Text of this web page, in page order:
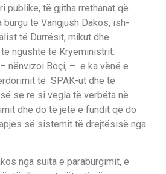
publike, të gjitha rrethanat që
burgu të Vangjush Dakos, ish-
të Durrësit, mikut dhe
ngushtë të Kryeministrit.
nënvizoi Boçi, – e ka vënë e
të SPAK-ut dhe të
se re si vegla të verbëta në
dhe do të jetë e fundit që do
së sistemit të drejtësisë nga
nga suita e paraburgimit, e